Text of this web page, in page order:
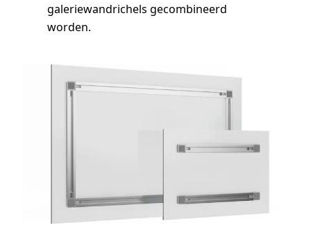
galeriewandrichels gecombineerd
worden.